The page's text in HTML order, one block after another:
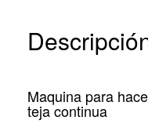
Maquina para
teja continua